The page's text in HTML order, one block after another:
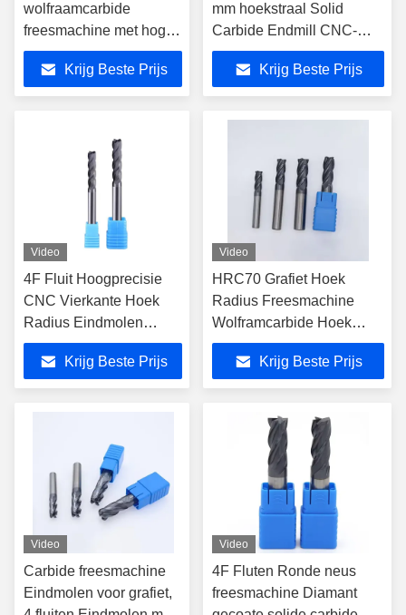
wolfraamcarbide
freesmachine met hoge
hardheid
Krijg Beste Prijs
mm hoekstraal Solid
Carbide Endmill CNC-
snijgereedschappen
HRC45/55/65/70 voor
algemeen snelsnijden
Krijg Beste Prijs
Video
4F Fluit Hoogprecisie
CNC Vierkante Hoek
Radius Eindmolen
Snijmachines Voor
Precision Bewerking
Krijg Beste Prijs
Video
HRC70 Grafiet Hoek
Radius Freesmachine
Wolframcarbide Hoek
Radius Eindfreesmachine
CNC Mechanische
Verwerkingscentrum
Krijg Beste Prijs
Video
Carbide freesmachine
Eindmolen voor grafiet,
Video
4F Fluten Ronde neus
freesmachine Diamant